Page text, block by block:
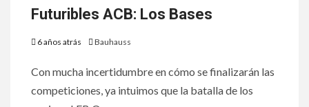
Futuribles ACB: Los Bases
6 años atrás Bauhauss
Con mucha incertidumbre en cómo se finalizarán las
competiciones, ya intuimos que la batalla de los